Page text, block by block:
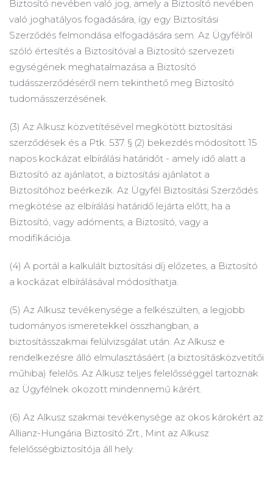
Biztosító nevében való jog, amely a Biztosító nevében
való joghatályos fogadására, így egy Biztosítási
Szerződés felmondása elfogadására sem. Az Ügyfélről
szóló értesítés a Biztosítóval a Biztosító szervezeti
egységének meghatalmazása a Biztosító
tudásszerződéséről nem tekinthető meg Biztosító
tudomásszerzésének.
(3) Az Alkusz közvetítésével megkötött biztosítási
szerződések és a Ptk. 537. § (2) bekezdés módosított 15
napos kockázat elbírálási határidőt - amely idő alatt a
Biztosító az ajánlatot, a biztosítási ajánlatot a
Biztosítóhoz beérkezik. Az Ügyfél Biztosítási Szerződés
megkötése az elbírálási határidő lejárta előtt, ha a
Biztosító, vagy adóments, a Biztosító, vagy a
modifikációja.
(4) A portál a kalkulált biztosítási díj előzetes, a Biztosító
a kockázat elbírálásával módosíthatja.
(5) Az Alkusz tevékenysége a felkészülten, a legjobb
tudományos ismeretekkel összhangban, a
biztosításszakmai felülvizsgálat után. Az Alkusz e
rendelkezésre álló elmulasztásáért (a biztosításközvetítői
műhiba) felelős. Az Alkusz teljes felelősséggel tartoznak
az Ügyfélnek okozott mindennemű kárért.
(6) Az Alkusz szakmai tevékenysége az okos károkért az
Allianz-Hungária Biztosító Zrt., Mint az Alkusz
felelősségbiztosítója áll hely.